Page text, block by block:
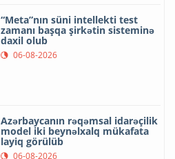
“Meta”nın süni intellekti test
zamanı başqa şirkətin sisteminə
daxil olub
06-08-2026
Azərbaycanın rəqəmsal idarəçilik
model iki beynəlxalq mükafata
layiq görülüb
06-08-2026